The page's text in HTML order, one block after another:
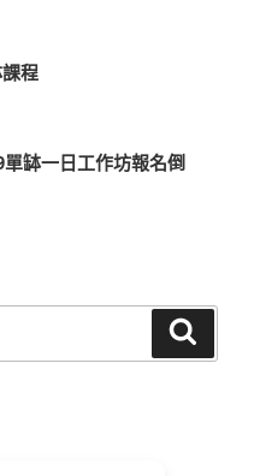
程
單缽一日工作坊報名倒